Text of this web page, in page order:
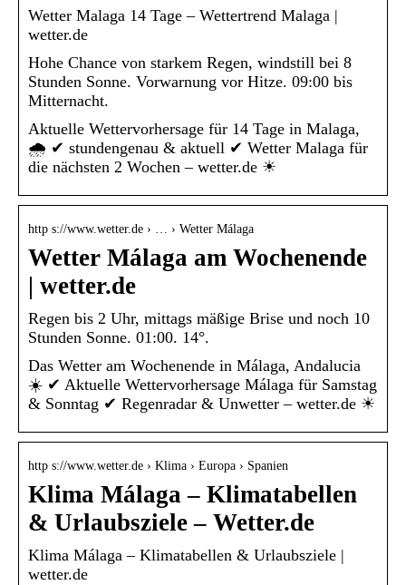
Wetter Malaga 14 Tage – Wettertrend Malaga |
wetter.de
Hohe Chance von starkem Regen, windstill bei 8
Stunden Sonne. Vorwarnung vor Hitze. 09:00 bis
Mitternacht.
Aktuelle Wettervorhersage für 14 Tage in Malaga,
🌧️ ✔ stundengenau & aktuell ✔ Wetter Malaga für
die nächsten 2 Wochen – wetter.de ☀
http s://www.wetter.de › … › Wetter Málaga
Wetter Málaga am Wochenende
| wetter.de
Regen bis 2 Uhr, mittags mäßige Brise und noch 10
Stunden Sonne. 01:00. 14°.
Das Wetter am Wochenende in Málaga, Andalucia
☀️ ✔ Aktuelle Wettervorhersage Málaga für Samstag
& Sonntag ✔ Regenradar & Unwetter – wetter.de ☀
http s://www.wetter.de › Klima › Europa › Spanien
Klima Málaga – Klimatabellen
& Urlaubsziele – Wetter.de
Klima Málaga – Klimatabellen & Urlaubsziele |
wetter.de